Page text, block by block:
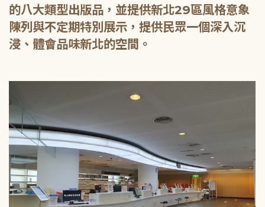
的八大類型出版品，並提供新北29區風格意象
陳列與不定期特別展示，提供民眾一個深入沉
浸、體會品味新北的空間。